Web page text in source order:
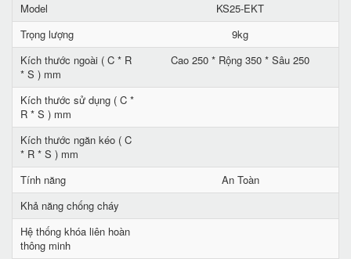
Model
KS25-EKT
Trọng lượng
9kg
Kích thước ngoài ( C * R
* S ) mm
Cao 250 * Rộng 350 * Sâu 250
Kích thước sử dụng ( C *
R * S ) mm
Kích thước ngăn kéo ( C
* R * S ) mm
Tính năng
An Toàn
Khả năng chống cháy
Hệ thống khóa liên hoàn
thông minh